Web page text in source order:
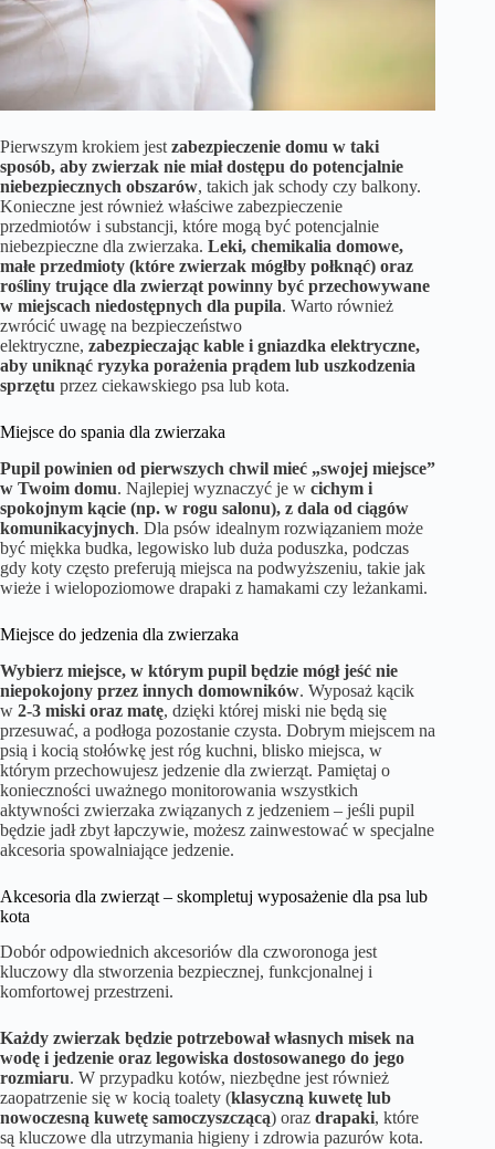
Pierwszym krokiem jest zabezpieczenie domu w taki
sposób, aby zwierzak nie miał dostępu do potencjalnie
niebezpiecznych obszarów, takich jak schody czy balkony.
Konieczne jest również właściwe zabezpieczenie
przedmiotów i substancji, które mogą być potencjalnie
niebezpieczne dla zwierzaka. Leki, chemikalia domowe,
małe przedmioty (które zwierzak mógłby połknąć) oraz
rośliny trujące dla zwierząt powinny być przechowywane
w miejscach niedostępnych dla pupila. Warto również
zwrócić uwagę na bezpieczeństwo
elektryczne, zabezpieczając kable i gniazdka elektryczne,
aby uniknąć ryzyka porażenia prądem lub uszkodzenia
sprzętu przez ciekawskiego psa lub kota.
Miejsce do spania dla zwierzaka
Pupil powinien od pierwszych chwil mieć „swojej miejsce”
w Twoim domu. Najlepiej wyznaczyć je w cichym i
spokojnym kącie (np. w rogu salonu), z dala od ciągów
komunikacyjnych. Dla psów idealnym rozwiązaniem może
być miękka budka, legowisko lub duża poduszka, podczas
gdy koty często preferują miejsca na podwyższeniu, takie jak
wieże i wielopoziomowe drapaki z hamakami czy leżankami.
Miejsce do jedzenia dla zwierzaka
Wybierz miejsce, w którym pupil będzie mógł jeść nie
niepokojony przez innych domowników. Wyposaż kącik
w 2-3 miski oraz matę, dzięki której miski nie będą się
przesuwać, a podłoga pozostanie czysta. Dobrym miejscem na
psią i kocią stołówkę jest róg kuchni, blisko miejsca, w
którym przechowujesz jedzenie dla zwierząt. Pamiętaj o
konieczności uważnego monitorowania wszystkich
aktywności zwierzaka związanych z jedzeniem – jeśli pupil
będzie jadł zbyt łapczywie, możesz zainwestować w specjalne
akcesoria spowalniające jedzenie.
Akcesoria dla zwierząt – skompletuj wyposażenie dla psa lub
kota
Dobór odpowiednich akcesoriów dla czworonoga jest
kluczowy dla stworzenia bezpiecznej, funkcjonalnej i
komfortowej przestrzeni.
Każdy zwierzak będzie potrzebował własnych misek na
wodę i jedzenie oraz legowiska dostosowanego do jego
rozmiaru. W przypadku kotów, niezbędne jest również
zaopatrzenie się w kocią toalety (klasyczną kuwetę lub
nowoczesną kuwetę samoczyszczącą) oraz drapaki, które
są kluczowe dla utrzymania higieny i zdrowia pazurów kota.